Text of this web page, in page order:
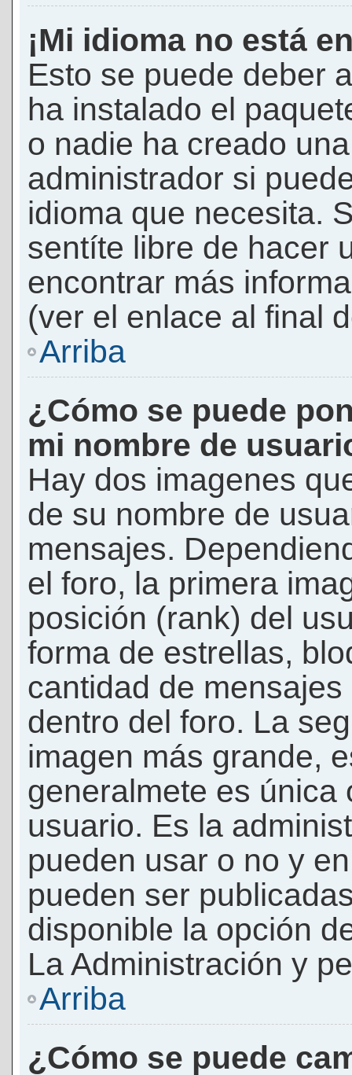
¡Mi idioma no está
Esto se puede deber
ha instalado el
o nadie ha creado
administrador si
idioma que necesita.
sentíte libre de hacer
encontrar más
(ver el enlace al final
Arriba
¿Cómo se puede
mi nombre de
Hay dos imagenes
de su nombre de
mensajes.
el foro, la primera
posición (rank) del
forma de estrellas,
cantidad de
dentro del foro. La
imagen más grande,
generalmete es única
usuario. Es la
pueden usar o no y
pueden ser
disponible la opción
La Administración y
Arriba
¿Cómo se puede